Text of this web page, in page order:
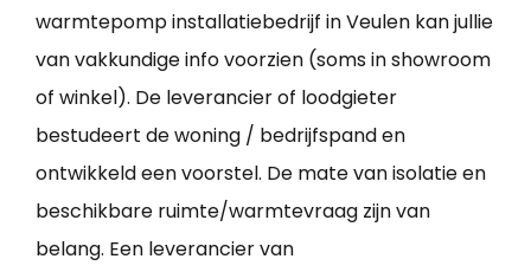
warmtepomp installatiebedrijf in Veulen kan jullie
van vakkundige info voorzien (soms in showroom
of winkel). De leverancier of loodgieter
bestudeert de woning / bedrijfspand en
ontwikkeld een voorstel. De mate van isolatie en
beschikbare ruimte/warmtevraag zijn van
belang. Een leverancier van